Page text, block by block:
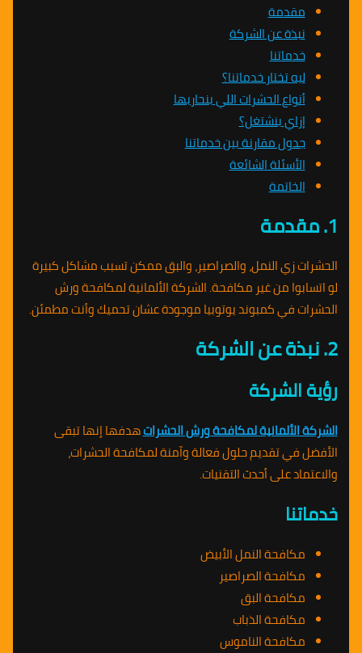
مقدمة
نبذة عن الشركة
خدماتنا
ليه تختار خدماتنا؟
أنواع الحشرات اللي بنحاربها
إزاي بنشتغل؟
جدول مقارنة بين خدماتنا
الأسئلة الشائعة
الخاتمة
1. مقدمة
الحشرات زي النمل، والصراصير، والبق ممكن تسبب مشاكل كبيرة
لو اتسابوا من غير مكافحة. الشركة الألمانية لمكافحة ورش
الحشرات في كمبوند يوتوبيا موجودة عشان تحميك وأنت مطمئن.
2. نبذة عن الشركة
رؤية الشركة
الشركة الألمانية لمكافحة ورش الحشراتهدفها إنها تبقى
الأفضل في تقديم حلول فعالة وآمنة لمكافحة الحشرات،
والاعتماد على أحدث التقنيات.
خدماتنا
مكافحة النمل الأبيض
مكافحة الصراصير
مكافحة البق
مكافحة الذباب
مكافحة الناموس